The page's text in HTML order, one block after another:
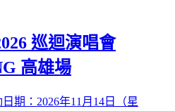
巡迴演唱會
高雄場
期：2026年11月14日（星